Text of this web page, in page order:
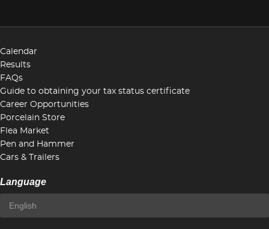
Calendar
Results
FAQs
Guide to obtaining your tax status certificate
Career Opportunities
Porcelain Store
Flea Market
Pen and Hammer
Cars & Trailers
Language